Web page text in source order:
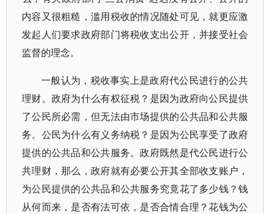
内容又很粗糙，滥用税收的情况随处可见，就更应激
发起人们要求政府部门将税收支出公开，并接受社会
监督的理念。
一般认为，税收事实上是政府代公民进行的公共
理财。政府为什么有权征税？是因为政府向公民提供
了公民所必需，但无法由市场提供的公共品和公共服
务。公民为什么有义务纳税？是因为公民享受了政府
提供的公共品和公共服务。政府既然是代公民进行公
共理财，那么，政府就有必要公开其全部收支账户，
为公民提供的公共品和公共服务究竟花了多少钱？钱
从何而来，是否有法可依，是否合情合理？花钱为公